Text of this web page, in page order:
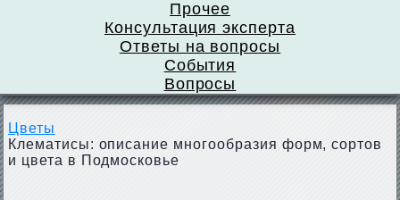
Прочее
Консультация эксперта
Ответы на вопросы
События
Вопросы
Цветы
Клематисы: описание многообразия форм, сортов
и цвета в Подмосковье